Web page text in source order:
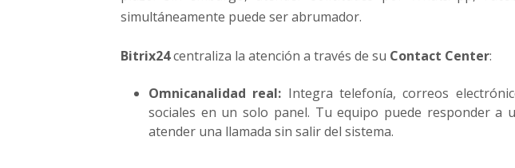
simultáneamente puede ser abrumador.
Bitrix24centraliza la atención a través de su Contact Center:
Omnicanalidad real: Integra telefonía, correos
sociales en un solo panel. Tu equipo puede responder a
atender una llamada sin salir del sistema.